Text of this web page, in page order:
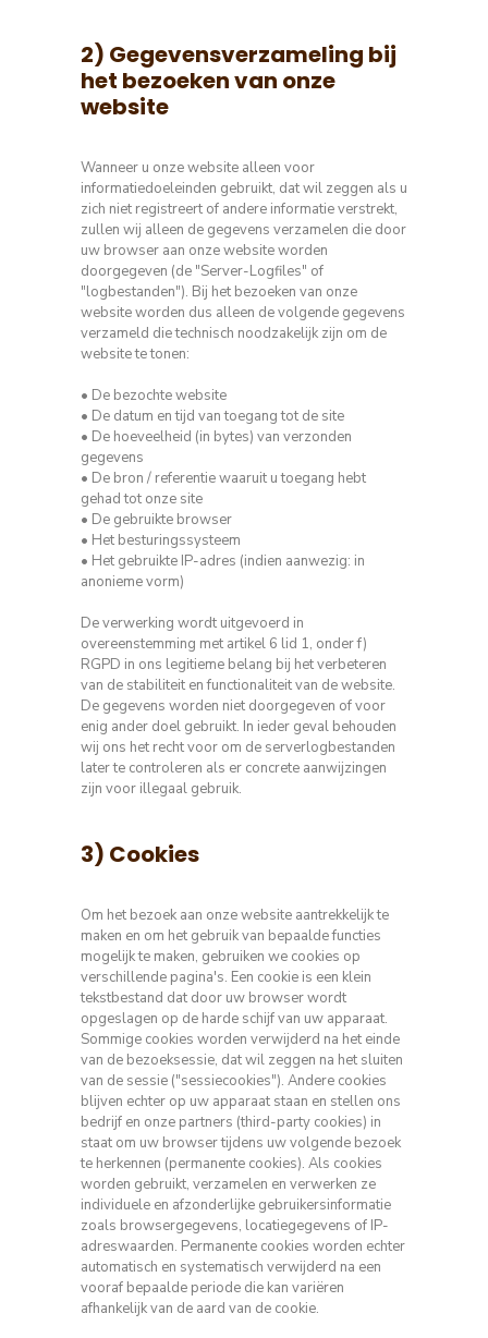
2) Gegevensverzameling bij
het bezoeken van onze
website
Wanneer u onze website alleen voor
informatiedoeleinden gebruikt, dat wil zeggen als u
zich niet registreert of andere informatie verstrekt,
zullen wij alleen de gegevens verzamelen die door
uw browser aan onze website worden
doorgegeven (de "Server-Logfiles" of
"logbestanden"). Bij het bezoeken van onze
website worden dus alleen de volgende gegevens
verzameld die technisch noodzakelijk zijn om de
website te tonen:
• De bezochte website
• De datum en tijd van toegang tot de site
• De hoeveelheid (in bytes) van verzonden
gegevens
• De bron / referentie waaruit u toegang hebt
gehad tot onze site
• De gebruikte browser
• Het besturingssysteem
• Het gebruikte IP-adres (indien aanwezig: in
anonieme vorm)
De verwerking wordt uitgevoerd in
overeenstemming met artikel 6 lid 1, onder f)
RGPD in ons legitieme belang bij het verbeteren
van de stabiliteit en functionaliteit van de website.
De gegevens worden niet doorgegeven of voor
enig ander doel gebruikt. In ieder geval behouden
wij ons het recht voor om de serverlogbestanden
later te controleren als er concrete aanwijzingen
zijn voor illegaal gebruik.
3) Cookies
Om het bezoek aan onze website aantrekkelijk te
maken en om het gebruik van bepaalde functies
mogelijk te maken, gebruiken we cookies op
verschillende pagina's. Een cookie is een klein
tekstbestand dat door uw browser wordt
opgeslagen op de harde schijf van uw apparaat.
Sommige cookies worden verwijderd na het einde
van de bezoeksessie, dat wil zeggen na het sluiten
van de sessie ("sessiecookies"). Andere cookies
blijven echter op uw apparaat staan ​​en stellen ons
bedrijf en onze partners (third-party cookies) in
staat om uw browser tijdens uw volgende bezoek
te herkennen (permanente cookies). Als cookies
worden gebruikt, verzamelen en verwerken ze
individuele en afzonderlijke gebruikersinformatie
zoals browsergegevens, locatiegegevens of IP-
adreswaarden. Permanente cookies worden echter
automatisch en systematisch verwijderd na een
vooraf bepaalde periode die kan variëren
afhankelijk van de aard van de cookie.